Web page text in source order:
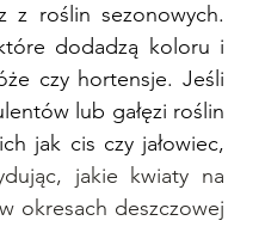
z roślin sezonowych.
dodadzą koloru i
czy hortensje. Jeśli
lub gałęzi roślin
jak cis czy jałowiec,
jakie kwiaty na
okresach deszczowej